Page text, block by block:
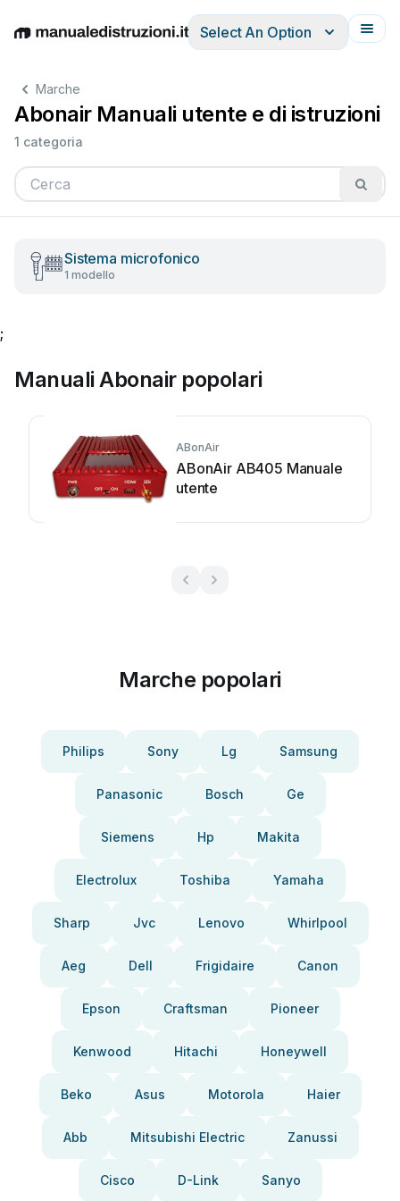
EnglishDeutschEspañolItalianoFrançais
Select An Option
Marche
Abonair Manuali utente e di istruzioni
1 categoria
Sistema microfonico
1 modello
;
Manuali Abonair popolari
ABonAir
ABonAir AB405 Manuale
utente
Marche popolari
Philips Sony Lg Samsung
Panasonic Bosch Ge
Siemens Hp Makita
Electrolux Toshiba Yamaha
Sharp Jvc Lenovo Whirlpool
Aeg Dell Frigidaire Canon
Epson Craftsman Pioneer
Kenwood Hitachi Honeywell
Beko Asus Motorola Haier
Abb Mitsubishi Electric Zanussi
Cisco D-Link Sanyo